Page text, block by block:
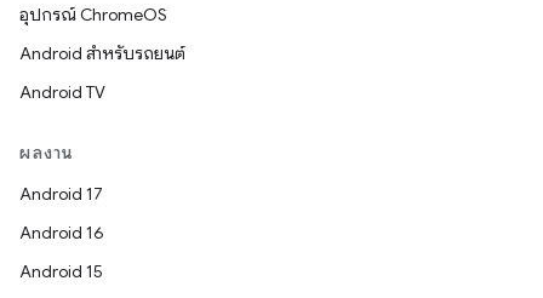
อุปกรณ์ ChromeOS
Android สำหรับรถยนต์
Android TV
ผลงาน
Android 17
Android 16
Android 15